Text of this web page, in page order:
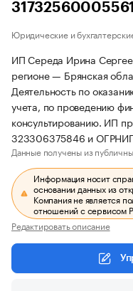
Юридические и
ИП Середа Ирина
регионе — Брянская
Деятельность по
учета, по проведению
консультированию. ИП
323306375846 и
Данные получены из
Информация носит
основании данных из
Компания не является
отношений с сервисом
Редактировать описание